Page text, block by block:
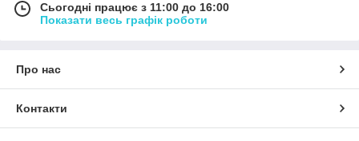
Сьогодні працює з 11:00 до 16:00
Показати весь графік роботи
Про нас
Контакти